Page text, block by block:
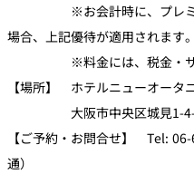
※お会計時に、プレミア
場合、上記優待が適用されます。
※料金には、税金・サー
【場所】 ホテルニューオータ
大阪市中央区城見1-4-
【ご予約・お問合せ】 Tel:
通）